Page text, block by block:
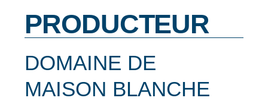
PRODUCTEUR
DOMAINE DE
MAISON BLANCHE